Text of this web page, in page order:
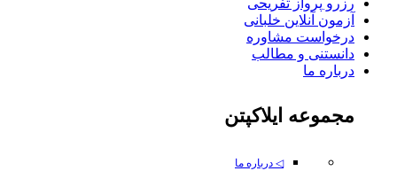
رزرو پرواز تفریحی
آزمون آنلاین خلبانی
درخواست مشاوره
دانستنی و مطالب
درباره ما
مجموعه ایلاکپتن
◁ درباره ما